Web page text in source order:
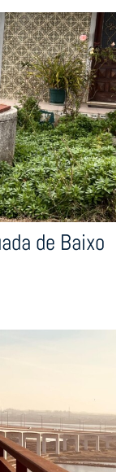
de Baixo